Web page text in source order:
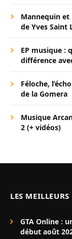
Mannequin
de Yves Saint
EP musique :
différence
Féloche,
de la Gomera
Musique
2 (+ vidéos)
LES
GTA Online :
début août